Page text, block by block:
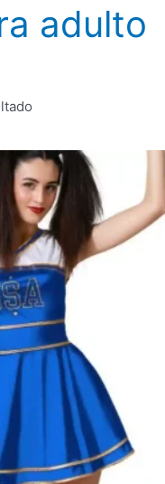
adulto